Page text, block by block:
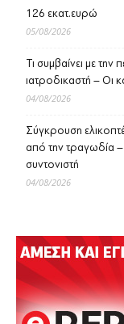
126 εκατ.ευρώ
05/08/2026
Τι συμβαίνει με
ιατροδικαστή – Οι
04/08/2026
Σύγκρουση
από την τραγωδία –
συντονιστή
04/08/2026